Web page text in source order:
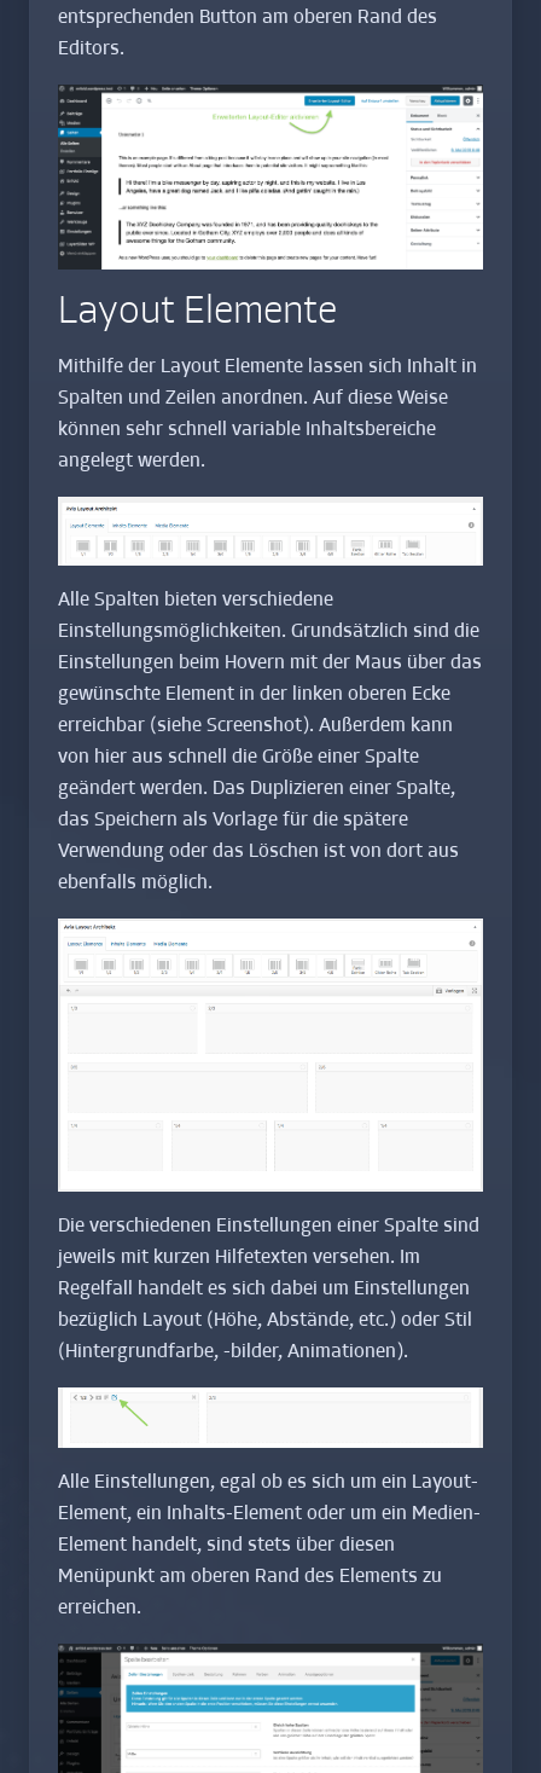
entsprechenden Button am oberen Rand des
Editors.
Layout Elemente
Mithilfe der Layout Elemente lassen sich Inhalt in
Spalten und Zeilen anordnen. Auf diese Weise
können sehr schnell variable Inhaltsbereiche
angelegt werden.
Alle Spalten bieten verschiedene
Einstellungsmöglichkeiten. Grundsätzlich sind die
Einstellungen beim Hovern mit der Maus über das
gewünschte Element in der linken oberen Ecke
erreichbar (siehe Screenshot). Außerdem kann
von hier aus schnell die Größe einer Spalte
geändert werden. Das Duplizieren einer Spalte,
das Speichern als Vorlage für die spätere
Verwendung oder das Löschen ist von dort aus
ebenfalls möglich.
Die verschiedenen Einstellungen einer Spalte sind
jeweils mit kurzen Hilfetexten versehen. Im
Regelfall handelt es sich dabei um Einstellungen
bezüglich Layout (Höhe, Abstände, etc.) oder Stil
(Hintergrundfarbe, -bilder, Animationen).
Alle Einstellungen, egal ob es sich um ein Layout-
Element, ein Inhalts-Element oder um ein Medien-
Element handelt, sind stets über diesen
Menüpunkt am oberen Rand des Elements zu
erreichen.